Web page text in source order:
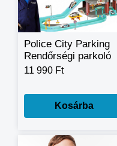
Police City Parking
Rendőrségi parkoló
tartozékokkal
11 990 Ft
Kosárba